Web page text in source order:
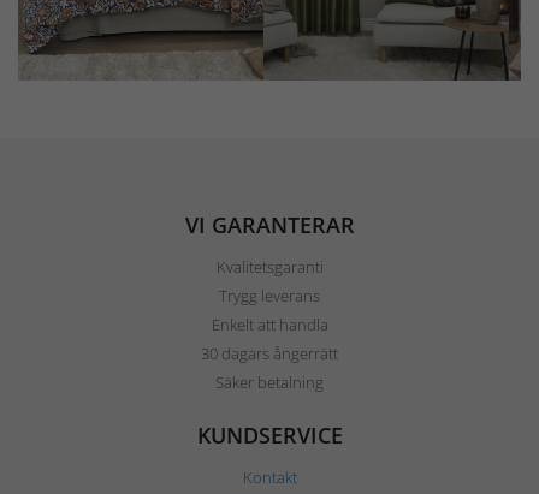
VI GARANTERAR
Kvalitetsgaranti
Trygg leverans
Enkelt att handla
30 dagars ångerrätt
Säker betalning
KUNDSERVICE
Kontakt